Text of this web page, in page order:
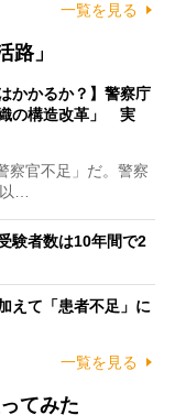
一覧を見る
路」
かかるか？】警察庁
の構造改革」 実
察官不足」だ。警察
以…
験者数は10年間で2
えて「患者不足」に
一覧を見る
てみた